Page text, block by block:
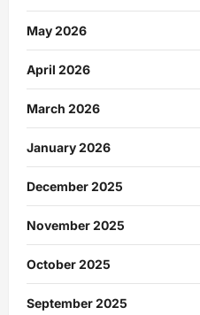
May 2026
April 2026
March 2026
January 2026
December 2025
November 2025
October 2025
September 2025